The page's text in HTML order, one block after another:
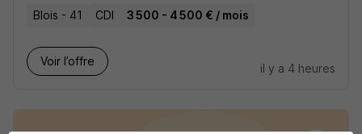
Blois - 41 CDI 3 500 - 4 500 € / mois
Voir l’offre
il y a 4 heures